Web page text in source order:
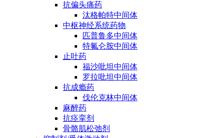
抗偏头痛药
汰格帕特中间体
中枢神经系统药物
匹普鲁多中间体
特氟仑胺中间体
止吐药
福沙吡坦中间体
罗拉吡坦中间体
抗成瘾药
伐伦克林中间体
麻醉药
抗痉挛剂
骨骼肌松弛剂